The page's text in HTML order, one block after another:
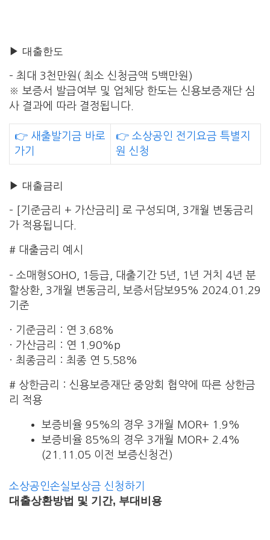
▶ 대출한도
– 최대 3천만원( 최소 신청금액 5백만원)
※ 보증서 발급여부 및 업체당 한도는 신용보증재단 심
사 결과에 따라 결정됩니다.
👉 새출발기금 바로
가기
👉 소상공인 전기요금 특별지
원 신청
▶ 대출금리
– [기준금리 + 가산금리] 로 구성되며, 3개월 변동금리
가 적용됩니다.
# 대출금리 예시
– 소매형SOHO, 1등급, 대출기간 5년, 1년 거치 4년 분
할상환, 3개월 변동금리, 보증서담보95% 2024.01.29
기준
· 기준금리 : 연 3.68%
· 가산금리 : 연 1.90%p
· 최종금리 : 최종 연 5.58%
# 상한금리 : 신용보증재단 중앙회 협약에 따른 상한금
리 적용
보증비율 95%의 경우 3개월 MOR+ 1.9%
보증비율 85%의 경우 3개월 MOR+ 2.4%
(21.11.05 이전 보증신청건)
소상공인손실보상금 신청하기
대출상환방법 및 기간, 부대비용